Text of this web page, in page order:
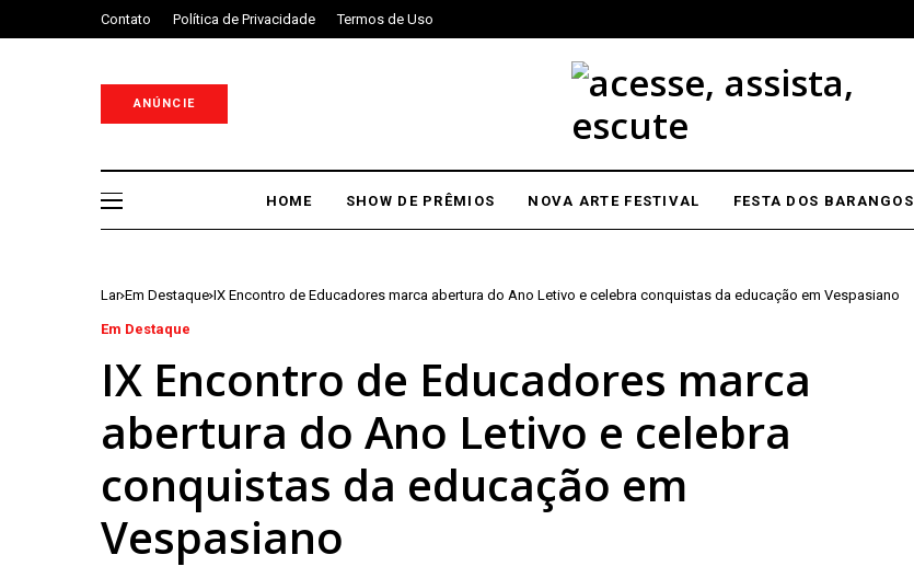
Contato Política de Privacidade Termos de Uso
ANÚNCIE
HOME SHOW DE PRÊMIOS NOVA ARTE FESTIVAL FESTA DOS BARANGOS
Lar Em Destaque IX Encontro de Educadores marca abertura do Ano Letivo e celebra conquistas da educação em Vespasiano
Em Destaque
IX Encontro de Educadores marca
abertura do Ano Letivo e celebra
conquistas da educação em
Vespasiano